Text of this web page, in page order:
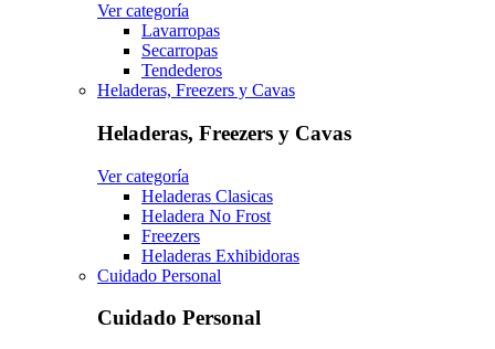
Ver categoría
Lavarropas
Secarropas
Tendederos
Heladeras, Freezers y Cavas
Heladeras, Freezers y Cavas
Ver categoría
Heladeras Clasicas
Heladera No Frost
Freezers
Heladeras Exhibidoras
Cuidado Personal
Cuidado Personal